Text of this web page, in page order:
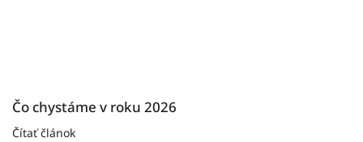
Čo chystáme v roku 2026
Čítať článok